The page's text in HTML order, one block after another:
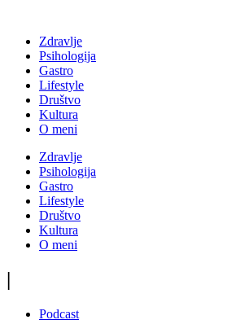
Zdravlje
Psihologija
Gastro
Lifestyle
Društvo
Kultura
O meni
Zdravlje
Psihologija
Gastro
Lifestyle
Društvo
Kultura
O meni
|
Podcast